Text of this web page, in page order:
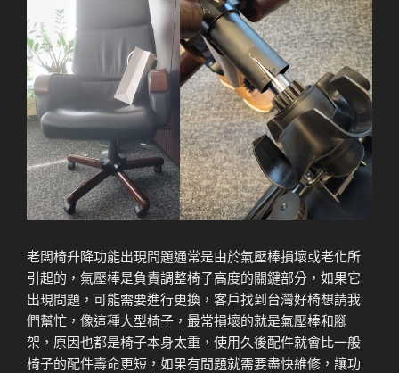
老闆椅升降功能出現問題通常是由於氣壓棒損壞或老化所
引起的，氣壓棒是負責調整椅子高度的關鍵部分，如果它
出現問題，可能需要進行更換，客戶找到台灣好椅想請我
們幫忙，像這種大型椅子，最常損壞的就是氣壓棒和腳
架，原因也都是椅子本身太重，使用久後配件就會比一般
椅子的配件壽命更短，如果有問題就需要盡快維修，讓功